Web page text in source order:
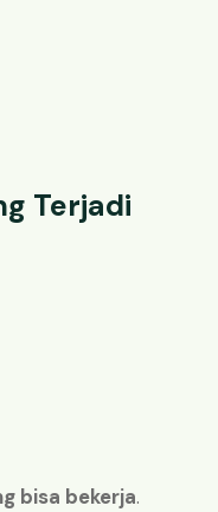
Terjadi
bisa bekerja.